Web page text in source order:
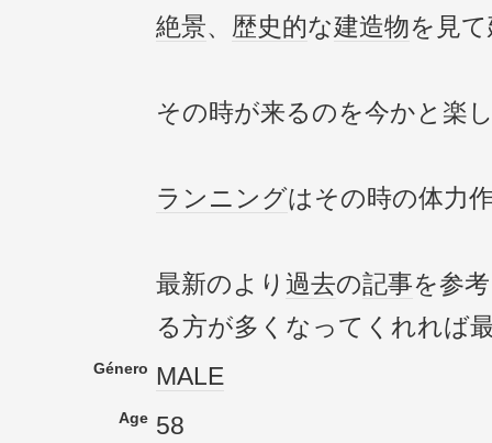
絶景、 歴史的な建造物を見
その時が来るのを今かと楽
ランニングはその時の体力
最新のより 過去の記事を参
る方が多くなってくれれば
Género MALE
Age 58